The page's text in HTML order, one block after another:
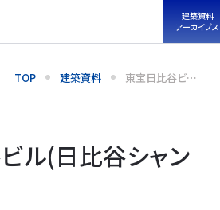
建築資料
アーカイブス
TOP 建築資料 東宝日比谷ビル
(日比谷シャン
ル(日比谷シャン